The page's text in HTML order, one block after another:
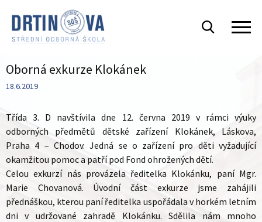
Oborná exkurze Klokánek
18.6.2019
Třída 3. D navštívila dne 12. června 2019 v rámci výuky
odborných předmětů dětské zařízení Klokánek, Láskova,
Praha 4 – Chodov. Jedná se o zařízení pro děti vyžadující
okamžitou pomoc a patří pod Fond ohrožených dětí.
Celou exkurzí nás provázela ředitelka Klokánku, paní Mgr.
Marie Chovanová. Úvodní část exkurze jsme zahájili
přednáškou, kterou paní ředitelka uspořádala v horkém letním
dni v udržované zahradě Klokánku. Sdělila nám mnoho